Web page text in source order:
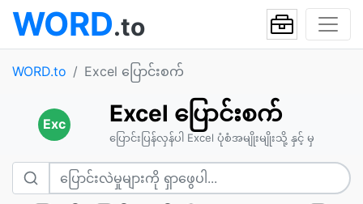
WORD.to
WORD.to Excel ပြောင်းစက်
Exc Excel ပြောင်းစက်
ပြောင်းပြန်လှန်ပါ Excel ပုံစံအမျိုးမျိုးသို့ နှင့် မှ